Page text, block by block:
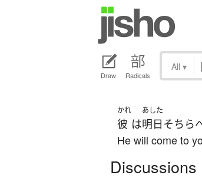
Draw Radicals
All ▾
かれ
彼 は
あした
明日そちら
He will come to
Discussions